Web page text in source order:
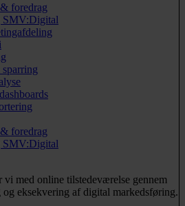
foredrag
SMV:Digital
foredrag
SMV:Digital
med online tilstedeværelse gennem
og eksekvering af digital markedsføring.